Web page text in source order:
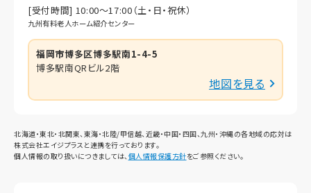
[受付時間] 10:00～17:00（土・日・祝休）
九州有料老人ホーム紹介センター
福岡市博多区博多駅南1-4-5
博多駅南QRビル2階
地図を見る
北海道・東北・北関東、東海・北陸/甲信越、近畿・中国・四国、九州・沖縄の各地域の応対は
株式会社エイジプラスと連携を行っております。
個人情報の取り扱いにつきましては、 個人情報保護方針をご参照ください。